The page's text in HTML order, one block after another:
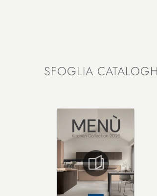
SFOGLIA